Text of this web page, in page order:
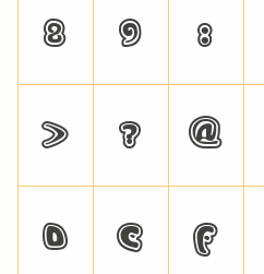
8 9 :
> ? @
D E F